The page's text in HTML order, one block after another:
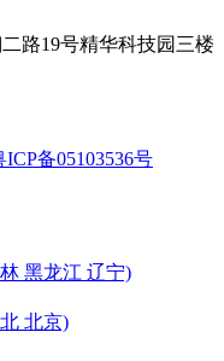
路19号精华科技园三楼
ICP备05103536号
黑龙江 辽宁)
北京)